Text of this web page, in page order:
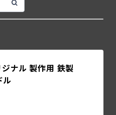
ジナル 製作用 鉄製
ル